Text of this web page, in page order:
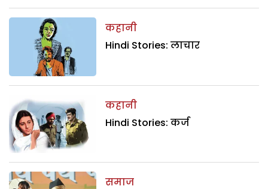
कहानी
Hindi Stories: लाचार
कहानी
Hindi Stories: कर्ज
समाज